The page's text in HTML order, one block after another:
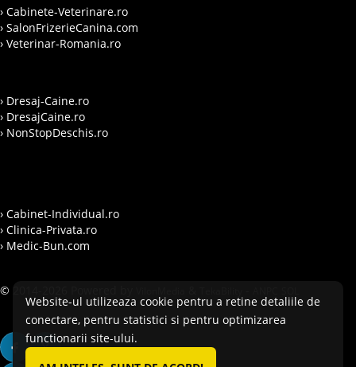
› Cabinete-Veterinare.ro
› SalonFrizerieCanina.com
› Veterinar-Romania.ro
› Dresaj-Caine.ro
› DresajCaine.ro
› NonStopDeschis.ro
› Cabinet-Individual.ro
› Clinica-Privata.ro
› Medic-Bun.com
© 2014-2026 Powered by
Website-ul utilizeaza cookie pentru a retine detaliile de
conectare, pentru statistici si pentru optimizarea
functionarii site-ului.